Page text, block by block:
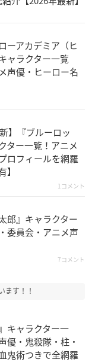
ーアカデミア（ヒ
ャラクター一覧
声優・ヒーロー名
】『ブルーロッ
ター一覧！アニメ
ロフィールを網羅
】
1コメント
郎』キャラクター
員会・アニメ声
7コメント
ます！！
キャラクター一
優・鬼殺隊・柱・
鬼術つきで全網羅